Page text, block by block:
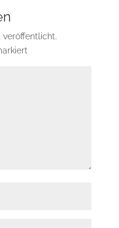
veröffentlicht.